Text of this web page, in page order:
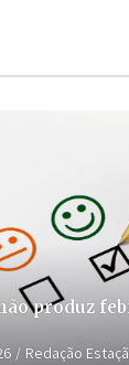
produz
Redação